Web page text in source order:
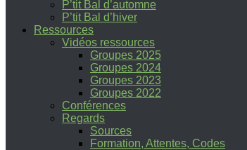
P’tit Bal d’automne
P’tit Bal d’hiver
Ressources
Vidéos ressources
Groupes 2025
Groupes 2024
Groupes 2023
Groupes 2022
Conférences
Regards
Sources
Formation, Attentes, Codes